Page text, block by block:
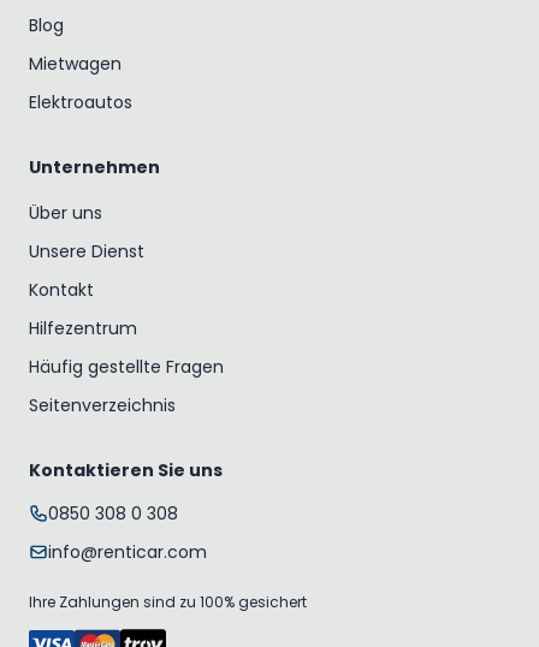
Blog
Mietwagen
Elektroautos
Unternehmen
Über uns
Unsere Dienst
Kontakt
Hilfezentrum
Häufig gestellte Fragen
Seitenverzeichnis
Kontaktieren Sie uns
0850 308 0 308
info@renticar.com
Ihre Zahlungen sind zu 100% gesichert